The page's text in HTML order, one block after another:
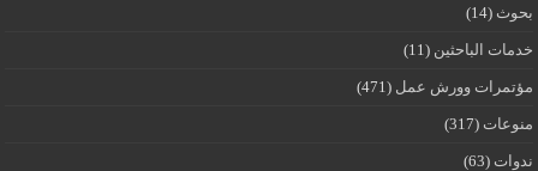
بحوث (14)
خدمات الباحثين (11)
مؤتمرات وورش عمل (471)
منوعات (317)
ندوات (63)